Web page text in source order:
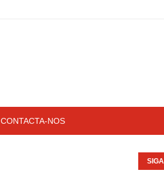
CONTACTA-NOS